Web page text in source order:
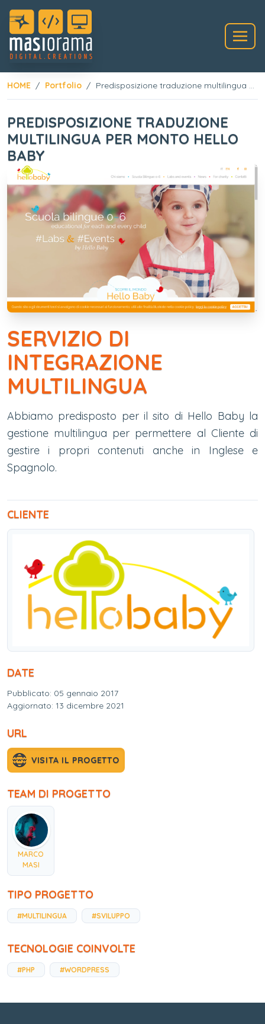
HOME Portfolio Predisposizione traduzione multilingua per Monto Hello Baby
PREDISPOSIZIONE TRADUZIONE
MULTILINGUA PER MONTO HELLO
BABY
SERVIZIO DI
INTEGRAZIONE
MULTILINGUA
Abbiamo predisposto per il sito di Hello Baby la
gestione multilingua per permettere al Cliente di
gestire i propri contenuti anche in Inglese e
Spagnolo.
CLIENTE
DATE
Pubblicato: 05 gennaio 2017
Aggiornato: 13 dicembre 2021
URL
VISITA IL PROGETTO
TEAM DI PROGETTO
MARCO
MASI
TIPO PROGETTO
#MULTILINGUA #SVILUPPO
TECNOLOGIE COINVOLTE
#PHP #WORDPRESS